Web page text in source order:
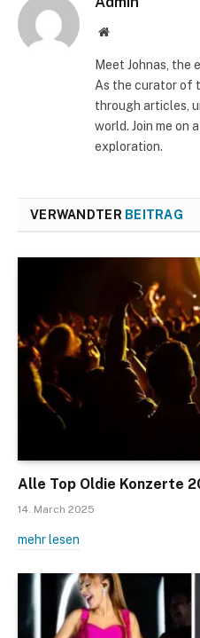
Website
Meet Johnas, the
As the curator of
through articles,
world. Join me on
exploration.
VERWANDTER BEITRAG
Alle Top Oldie Konzerte
14. March 2025
mehr lesen